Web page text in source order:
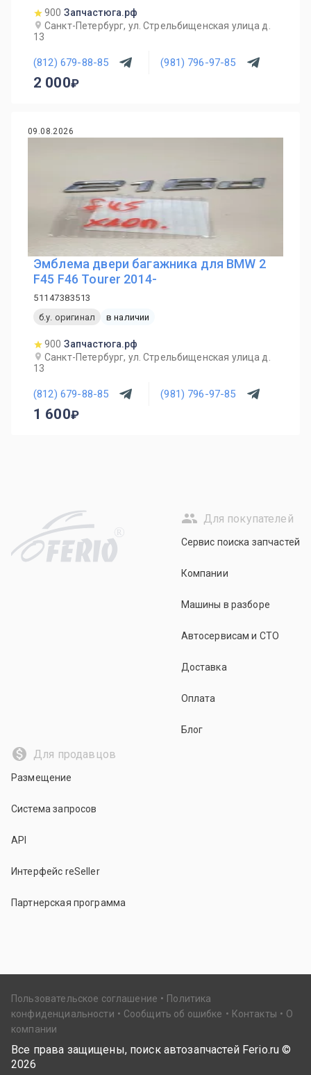
900 Запчастюга.рф
Санкт-Петербург, ул. Стрельбищенская улица д.
13
(812) 679-88-85 (981) 796-97-85
2 000
09.08.2026
Эмблема двери багажника для BMW 2
F45 F46 Tourer 2014-
51147383513
б.у. оригинал
в наличии
900 Запчастюга.рф
Санкт-Петербург, ул. Стрельбищенская улица д.
13
(812) 679-88-85 (981) 796-97-85
1 600
R
Для покупателей
Сервис поиска запчастей
Компании
Машины в разборе
Автосервисам и СТО
Доставка
Оплата
Блог
Для продавцов
Размещение
Система запросов
API
Интерфейс reSeller
Партнерская программа
Пользовательское соглашение
Политика
конфиденциальности
Сообщить об ошибке Контакты
О
компании
Все права защищены, поиск автозапчастей Ferio.ru ©
2026